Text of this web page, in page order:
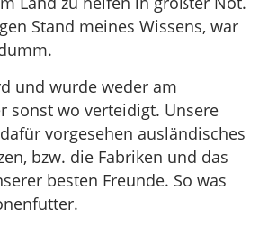
Stand meines Wissens, war
und wurde weder am
sonst wo verteidigt. Unsere
vorgesehen ausländisches
bzw. die Fabriken und das
besten Freunde. So was